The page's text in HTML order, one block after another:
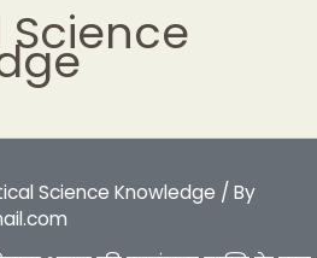
Science
Science Knowledge / By